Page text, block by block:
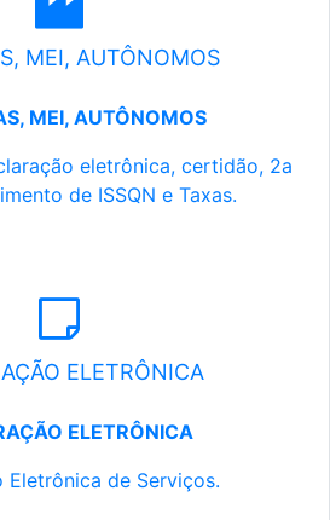
MEI, AUTÔNOMOS
MEI, AUTÔNOMOS
eletrônica, certidão, 2a
de ISSQN e Taxas.
ELETRÔNICA
ELETRÔNICA
Eletrônica de Serviços.